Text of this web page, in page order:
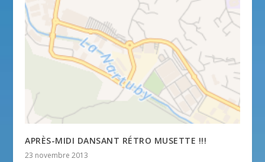
APRÈS-MIDI DANSANT RÉTRO MUSETTE !!!
23 novembre 2013